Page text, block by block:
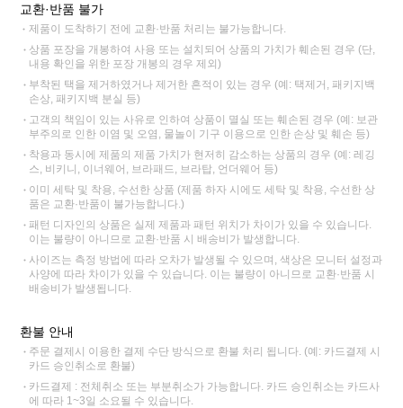
교환·반품 불가
제품이 도착하기 전에 교환·반품 처리는 불가능합니다.
상품 포장을 개봉하여 사용 또는 설치되어 상품의 가치가 훼손된 경우 (단,
내용 확인을 위한 포장 개봉의 경우 제외)
부착된 택을 제거하였거나 제거한 흔적이 있는 경우 (예: 택제거, 패키지백
손상, 패키지백 분실 등)
고객의 책임이 있는 사유로 인하여 상품이 멸실 또는 훼손된 경우 (예: 보관
부주의로 인한 이염 및 오염, 물놀이 기구 이용으로 인한 손상 및 훼손 등)
착용과 동시에 제품의 제품 가치가 현저히 감소하는 상품의 경우 (예: 레깅
스, 비키니, 이너웨어, 브라패드, 브라탑, 언더웨어 등)
이미 세탁 및 착용, 수선한 상품 (제품 하자 시에도 세탁 및 착용, 수선한 상
품은 교환·반품이 불가능합니다.)
패턴 디자인의 상품은 실제 제품과 패턴 위치가 차이가 있을 수 있습니다.
이는 불량이 아니므로 교환·반품 시 배송비가 발생합니다.
사이즈는 측정 방법에 따라 오차가 발생될 수 있으며, 색상은 모니터 설정과
사양에 따라 차이가 있을 수 있습니다. 이는 불량이 아니므로 교환·반품 시
배송비가 발생됩니다.
환불 안내
주문 결제시 이용한 결제 수단 방식으로 환불 처리 됩니다. (예: 카드결제 시
카드 승인취소로 환불)
카드결제 : 전체취소 또는 부분취소가 가능합니다. 카드 승인취소는 카드사
에 따라 1~3일 소요될 수 있습니다.